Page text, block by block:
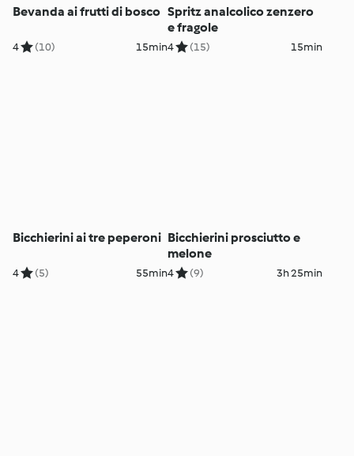
Bevanda ai frutti di bosco
4 (10) 15min
Spritz analcolico zenzero
e fragole
4 (15) 15min
Bicchierini ai tre peperoni
4 (5) 55min
Bicchierini prosciutto e
melone
4 (9) 3h 25min